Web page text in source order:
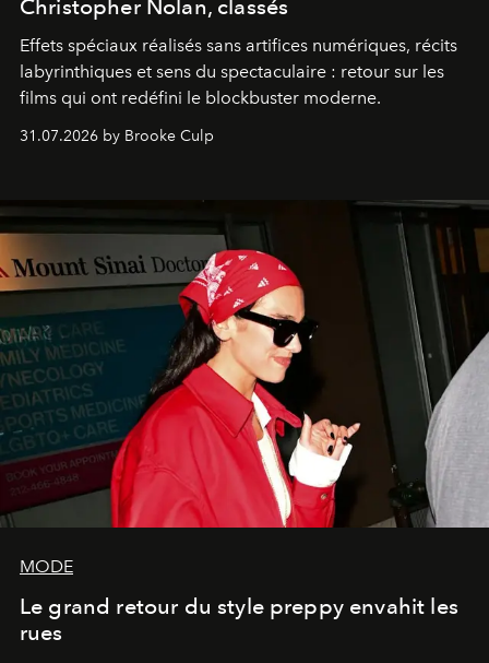
Christopher Nolan, classés
Effets spéciaux réalisés sans artifices numériques, récits
labyrinthiques et sens du spectaculaire : retour sur les
films qui ont redéfini le blockbuster moderne.
31.07.2026 by Brooke Culp
MODE
Le grand retour du style preppy envahit les
rues